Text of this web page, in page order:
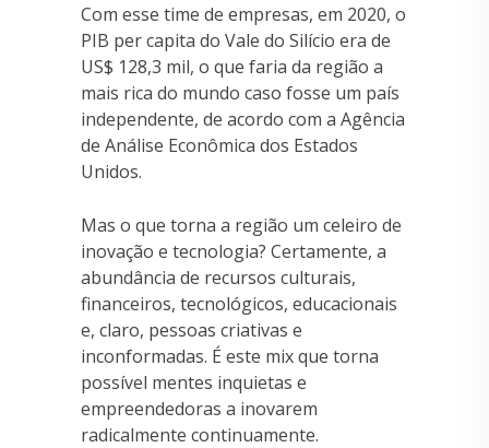
Com esse time de empresas, em 2020, o
PIB per capita do Vale do Silício era de
US$ 128,3 mil, o que faria da região a
mais rica do mundo caso fosse um país
independente, de acordo com a Agência
de Análise Econômica dos Estados
Unidos.
Mas o que torna a região um celeiro de
inovação e tecnologia? Certamente, a
abundância de recursos culturais,
financeiros, tecnológicos, educacionais
e, claro, pessoas criativas e
inconformadas. É este mix que torna
possível mentes inquietas e
empreendedoras a inovarem
radicalmente continuamente.